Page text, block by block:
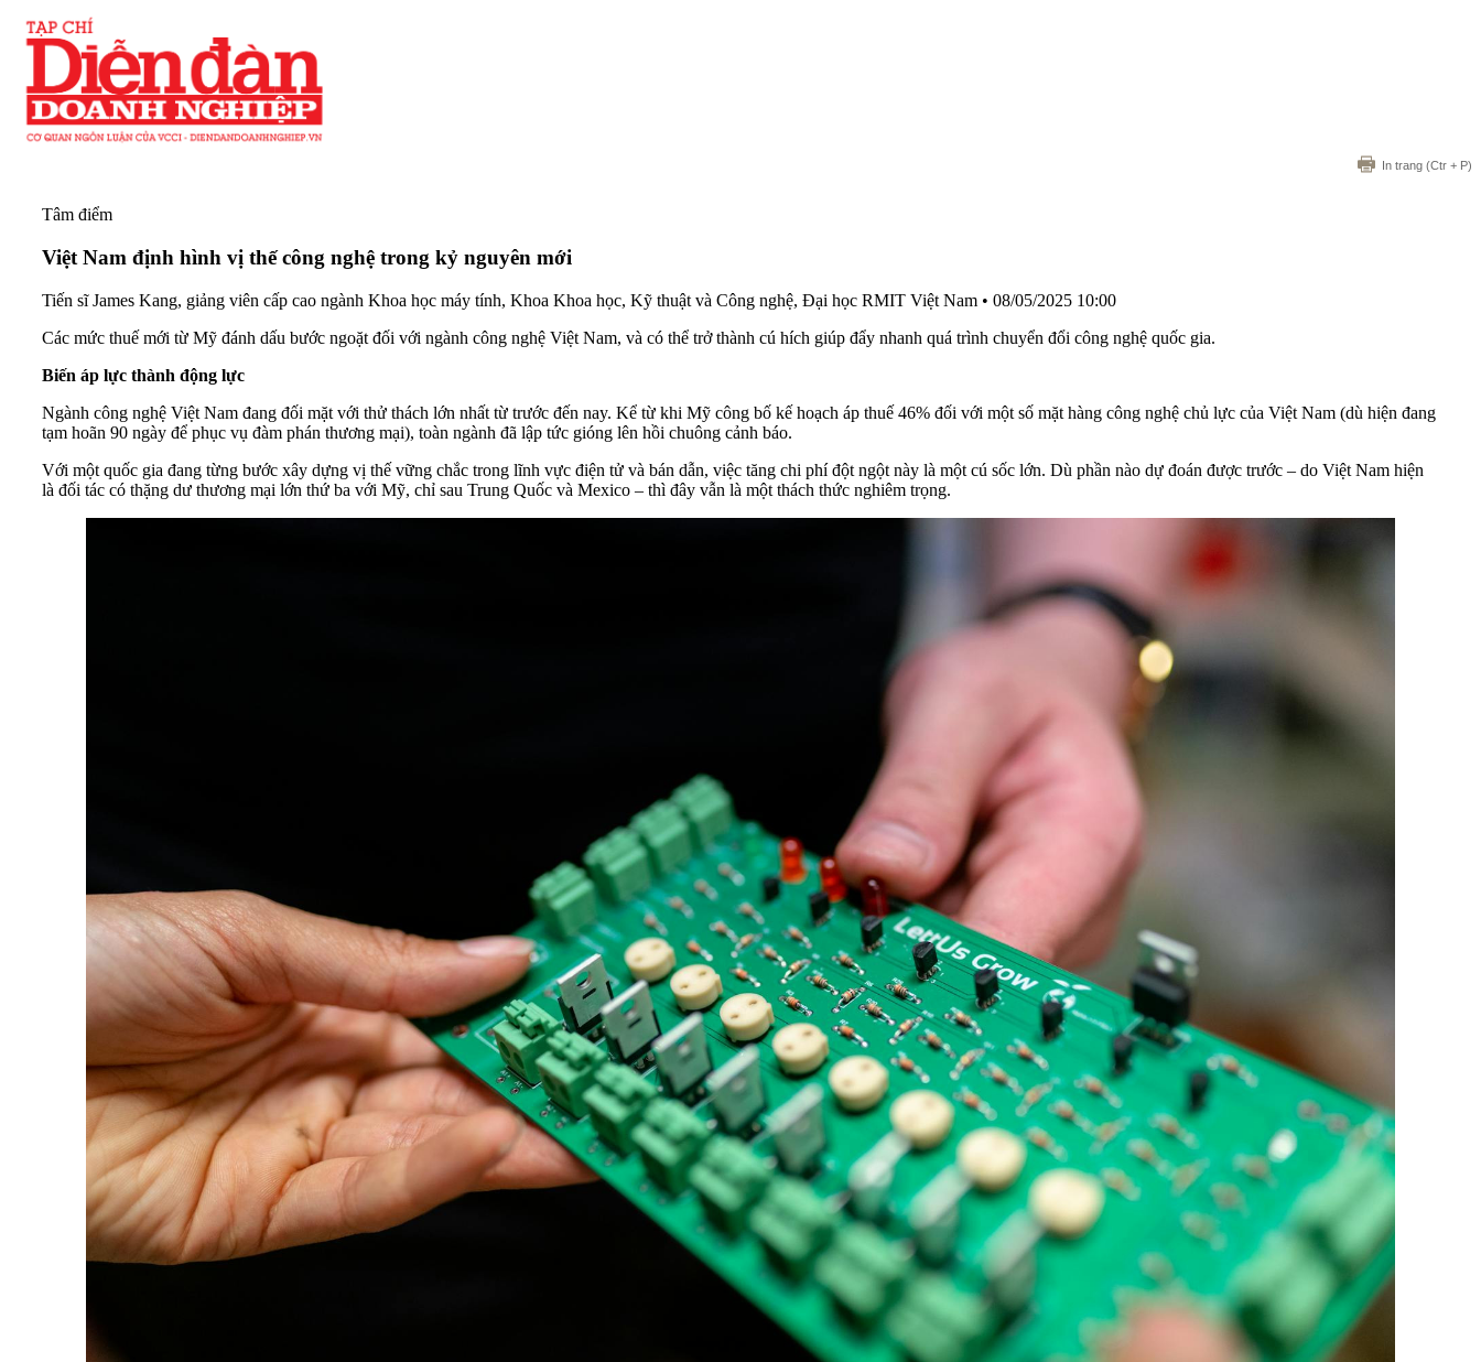
In trang (Ctr + P)
Tâm điểm
Việt Nam định hình vị thế công nghệ trong kỷ nguyên mới
Tiến sĩ James Kang, giảng viên cấp cao ngành Khoa học máy tính, Khoa Khoa học, Kỹ thuật và Công nghệ, Đại học RMIT Việt Nam • 08/05/2025 10:00
Các mức thuế mới từ Mỹ đánh dấu bước ngoặt đối với ngành công nghệ Việt Nam, và có thể trở thành cú hích giúp đẩy nhanh quá trình chuyển đổi công nghệ quốc gia.
Biến áp lực thành động lực
Ngành công nghệ Việt Nam đang đối mặt với thử thách lớn nhất từ trước đến nay. Kể từ khi Mỹ công bố kế hoạch áp thuế 46% đối với một số mặt hàng công nghệ chủ lực của Việt Nam (dù hiện đang
tạm hoãn 90 ngày để phục vụ đàm phán thương mại), toàn ngành đã lập tức gióng lên hồi chuông cảnh báo.
Với một quốc gia đang từng bước xây dựng vị thế vững chắc trong lĩnh vực điện tử và bán dẫn, việc tăng chi phí đột ngột này là một cú sốc lớn. Dù phần nào dự đoán được trước – do Việt Nam hiện
là đối tác có thặng dư thương mại lớn thứ ba với Mỹ, chỉ sau Trung Quốc và Mexico – thì đây vẫn là một thách thức nghiêm trọng.